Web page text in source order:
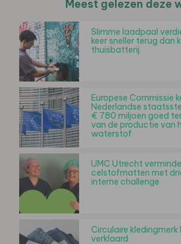
Meest gelezen deze
Slimme laadpaal
keer sneller terug dan
thuisbatterij
Europese Commissie
Nederlandse
€ 780 miljoen goed
van de productie van
waterstof
UMC Utrecht
celstofmatten met
interne challenge
Circulaire kledingmerk
verklaard